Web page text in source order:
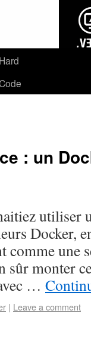
Hard
: un
utiliser
Docker,
comme une
sûr monter
…
| Leave a comment